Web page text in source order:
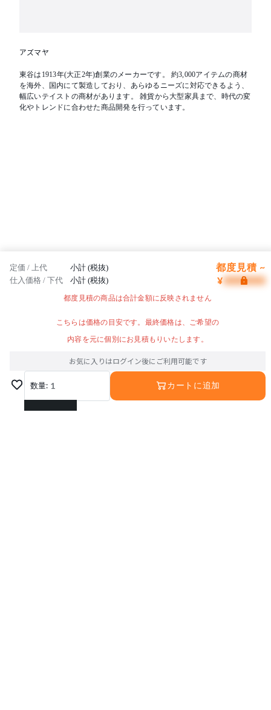
アズマヤ
東谷は1913年(大正2年)創業のメーカーです。 約3,000アイテムの商材
を海外、国内にて製造しており、あらゆるニーズに対応できるよう、
幅広いテイストの商材があります。 雑貨から大型家具まで、時代の変
化やトレンドに合わせた商品開発を行っています。
定価 / 上代 小計 (税抜) 都度見積 ~
仕入価格 / 下代 小計 (税抜) ¥
都度見積の商品は合計金額に反映されません
こちらは価格の目安です。最終価格は、ご希望の
内容を元に個別にお見積もりいたします。
お気に入りはログイン後にご利用可能です
数量: 1
1
カートに追加